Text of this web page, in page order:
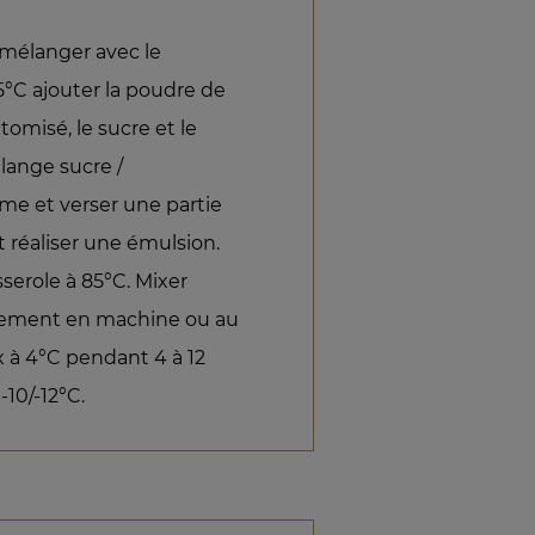
avec le
ajouter la poudre de
le sucre et le
sucre /
et verser une partie
une émulsion.
à 85°C. Mixer
en machine ou au
4°C pendant 4 à 12
12°C.